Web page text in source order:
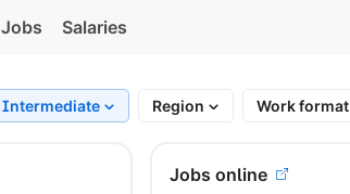
Jobs Salaries
Intermediate Region Work format
Jobs online